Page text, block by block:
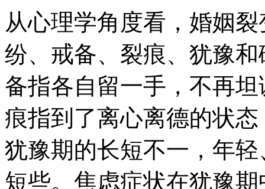
从心理学角度看，婚姻
纷、戒备、裂痕、犹豫
备指各自留一手，不再
痕指到了离心离德的状
犹豫期的长短不一，年
短些。焦虑症状在犹豫